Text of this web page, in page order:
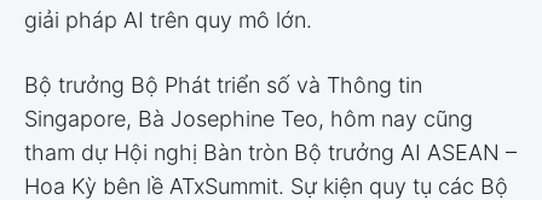
giải pháp AI trên quy mô lớn.
Bộ trưởng Bộ Phát triển số và Thông tin
Singapore, Bà Josephine Teo, hôm nay cũng
tham dự Hội nghị Bàn tròn Bộ trưởng AI ASEAN –
Hoa Kỳ bên lề ATxSummit. Sự kiện quy tụ các Bộ